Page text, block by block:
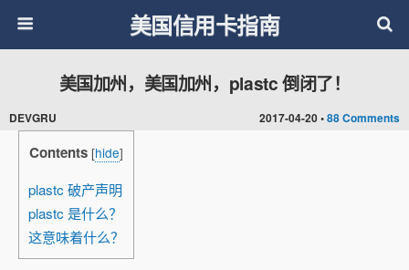
美国信用卡指南
2017-04-20 •88 Comments
美国加州，美国加州，plastc 倒闭了！
DEVGRU
Contents [hide]
plastc 破产声明
plastc 是什么？
这意味着什么？